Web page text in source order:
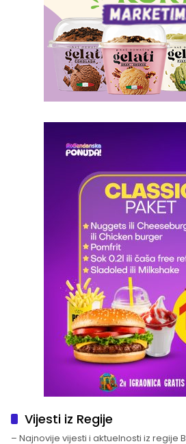
Vijesti iz Regije
– Najnovije vijesti i aktuelnosti iz regije